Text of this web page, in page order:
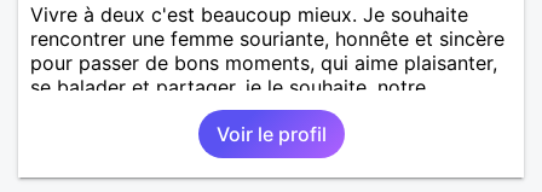
Vivre à deux c'est beaucoup mieux. Je souhaite
rencontrer une femme souriante, honnête et sincère
pour passer de bons moments, qui aime plaisanter,
se balader et partager, je le souhaite, notre
complicité. J'aime beaucoup les chantiers de
randonnée pour se défouler, se relaxer, se détendre
et finalement prendre du bon temps. C'est difficile
de tout dire en quelques lignes. En revanche, vous
Voir le profil